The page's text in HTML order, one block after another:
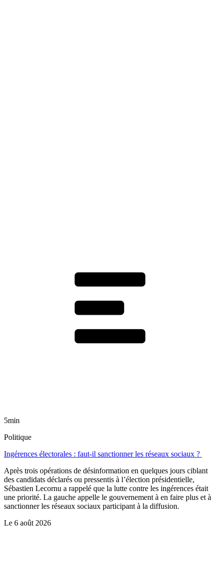
5min
Politique
Ingérences électorales : faut-il sanctionner les réseaux sociaux ?
Après trois opérations de désinformation en quelques jours ciblant
des candidats déclarés ou pressentis à l’élection présidentielle,
Sébastien Lecornu a rappelé que la lutte contre les ingérences était
une priorité. La gauche appelle le gouvernement à en faire plus et à
sanctionner les réseaux sociaux participant à la diffusion.
Le 6 août 2026